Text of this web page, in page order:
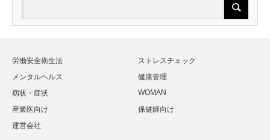
労働安全衛生法
ストレスチェック
メンタルヘルス
健康管理
病状・症状
WOMAN
産業医向け
保健師向け
運営会社